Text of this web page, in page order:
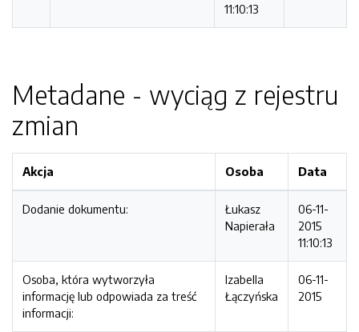
11:10:13
Metadane - wyciąg z rejestru
zmian
Akcja Osoba Data
Dodanie dokumentu:
Łukasz
Napierała
06-11-
2015
11:10:13
Osoba, która wytworzyła
informację lub odpowiada za treść
informacji:
Izabella
Łączyńska
06-11-
2015